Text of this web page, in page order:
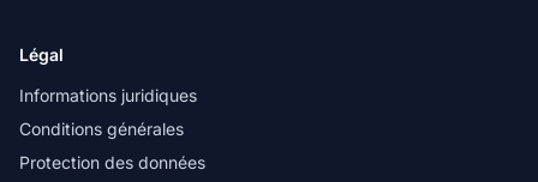
Légal
Informations juridiques
Conditions générales
Protection des données